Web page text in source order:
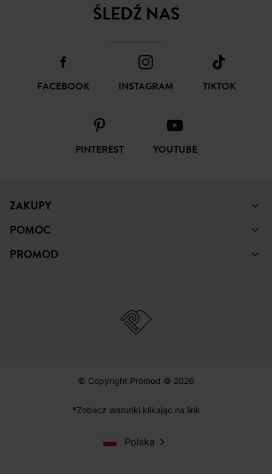
ŚLEDŹ NAS
FACEBOOK INSTAGRAM TIKTOK
PINTEREST YOUTUBE
ZAKUPY
POMOC
PROMOD
© Copyright Promod © 2026
*Zobacz warunki klikając na link
Polska